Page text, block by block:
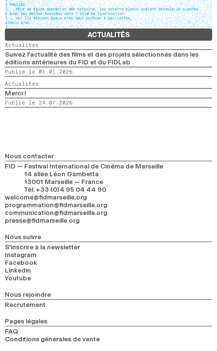
ACTUALITÉS
Actualités
Suivez l’actualité des films et des projets sélectionnés dans les
éditions antérieures du FID et du FIDLab
Publié le 01.01.2026
Actualités
Merci !
Publié le 24.07.2026
Nous contacter
FID — Festival International de Cinéma de Marseille
14 allée Léon Gambetta
13001 Marseille — France
Tél: +33 (0)4 95 04 44 90
welcome@fidmarseille.org
programmation@fidmarseille.org
communication@fidmarseille.org
presse@fidmarseille.org
Nous suivre
S’inscrire à la newsletter
Instagram
Facebook
Linkedin
Youtube
Nous rejoindre
Recrutement
Pages légales
FAQ
Conditions générales de vente